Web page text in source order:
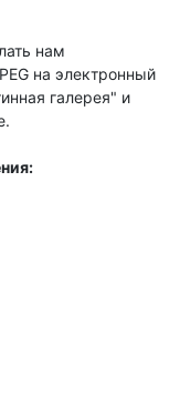
нам
на электронный
галерея" и